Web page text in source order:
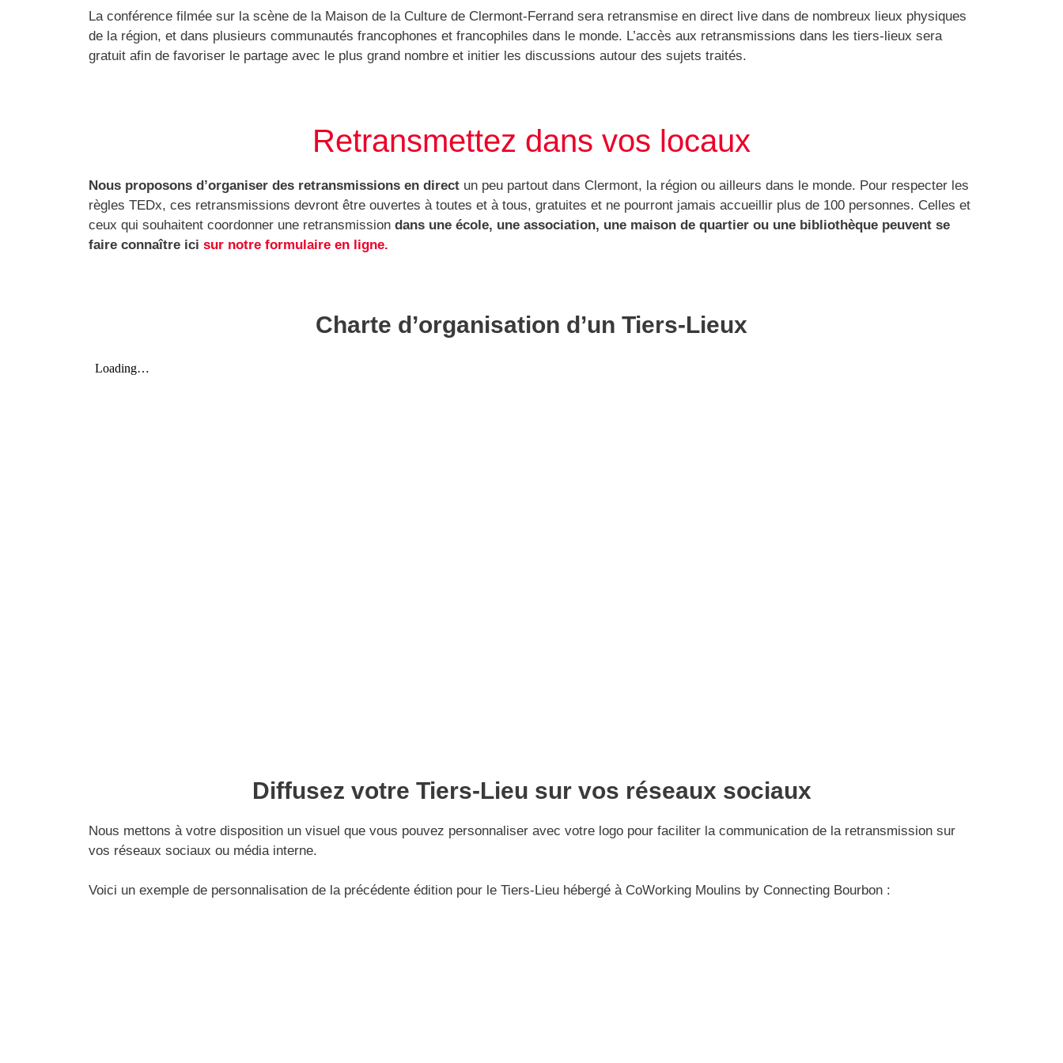
La conférence filmée sur la scène de la Maison de la Culture de Clermont-Ferrand sera retransmise en direct live dans de nombreux lieux physiques
de la région, et dans plusieurs communautés francophones et francophiles dans le monde. L’accès aux retransmissions dans les tiers-lieux sera
gratuit afin de favoriser le partage avec le plus grand nombre et initier les discussions autour des sujets traités.
Retransmettez dans vos locaux
Nous proposons d’organiser des retransmissions en direct un peu partout dans Clermont, la région ou ailleurs dans le monde. Pour respecter les
règles TEDx, ces retransmissions devront être ouvertes à toutes et à tous, gratuites et ne pourront jamais accueillir plus de 100 personnes. Celles et
ceux qui souhaitent coordonner une retransmission dans une école, une association, une maison de quartier ou une bibliothèque peuvent se
faire connaître ici sur notre formulaire en ligne.
Charte d’organisation d’un Tiers-Lieux
Diffusez votre Tiers-Lieu sur vos réseaux sociaux
Nous mettons à votre disposition un visuel que vous pouvez personnaliser avec votre logo pour faciliter la communication de la retransmission sur
vos réseaux sociaux ou média interne.
Voici un exemple de personnalisation de la précédente édition pour le Tiers-Lieu hébergé à CoWorking Moulins by Connecting Bourbon :